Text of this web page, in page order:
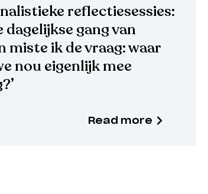
reflectiesessies:
dagelijkse gang van
miste ik de vraag: waar
nou eigenlijk mee
Read more